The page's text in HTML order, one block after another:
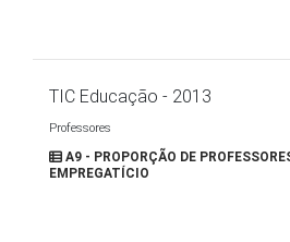
TIC Educação - 2013
Professores
A9 - PROPORÇÃO DE
EMPREGATÍCIO